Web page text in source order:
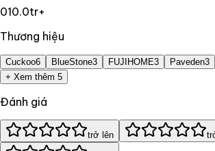
010.0tr+
Thương hiệu
Cuckoo6 BlueStone3 FUJIHOME3 Paveden3
+ Xem thêm 5
Đánh giá
trở lên